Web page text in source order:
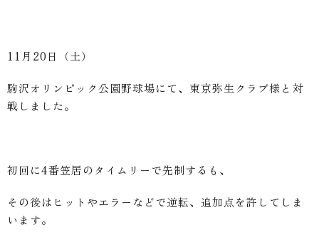
11月20日（土）
駒沢オリンピック公園野球場にて、東京弥生クラブ様と対
戦しました。
初回に4番笠居のタイムリーで先制するも、
その後はヒットやエラーなどで逆転、追加点を許してしま
います。